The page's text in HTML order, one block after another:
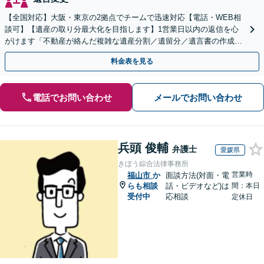
【全国対応】大阪・東京の2拠点でチームで迅速対応【電話・WEB相
談可】【遺産の取り分最大化を目指します】1営業日以内の返信を心
がけます「不動産が絡んだ複雑な遺産分割／遺留分／遺言書の作成・
執行／事業承継など、お任せください」【休日相談あり】
料金表を見る
電話でお問い合わせ メールでお問い合わせ
兵頭 俊輔 弁護士 愛媛県
きぼう綜合法律事務所
福山市 か
らも相談
受付中
面談方法(対面・電
話・ビデオなど)は
応相談
営業時
間：本日
定休日